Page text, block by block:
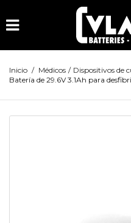
Inicio / Médicos / Dispositivos de
Batería de 29.6V 3.1Ah para